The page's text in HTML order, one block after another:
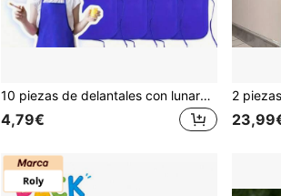
10 piezas de delantales con lunares, adecuados para niños, adolescentes y artistas - Tela no tejida duradera, perfectos para el aula, la cocina, las manualidades y las actividades de fiesta, suministros de arte para niños, delantales de manualidades, diseño divertido, fácil de cuidar
4,79€